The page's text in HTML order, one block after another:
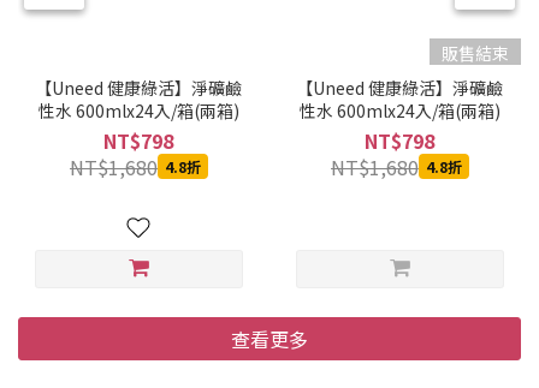
【Uneed 健康綠活】淨礦鹼
性水 600mlx24入/箱(兩箱)
NT$798
NT$1,680 4.8折
販售結束
【Uneed 健康綠活】淨礦鹼
性水 600mlx24入/箱(兩箱)
NT$798
NT$1,680 4.8折
查看更多